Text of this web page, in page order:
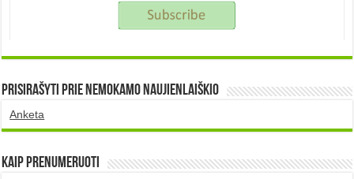
Prisirašyti prie nemokamo naujienlaiškio
Anketa
Kaip prenumeruoti